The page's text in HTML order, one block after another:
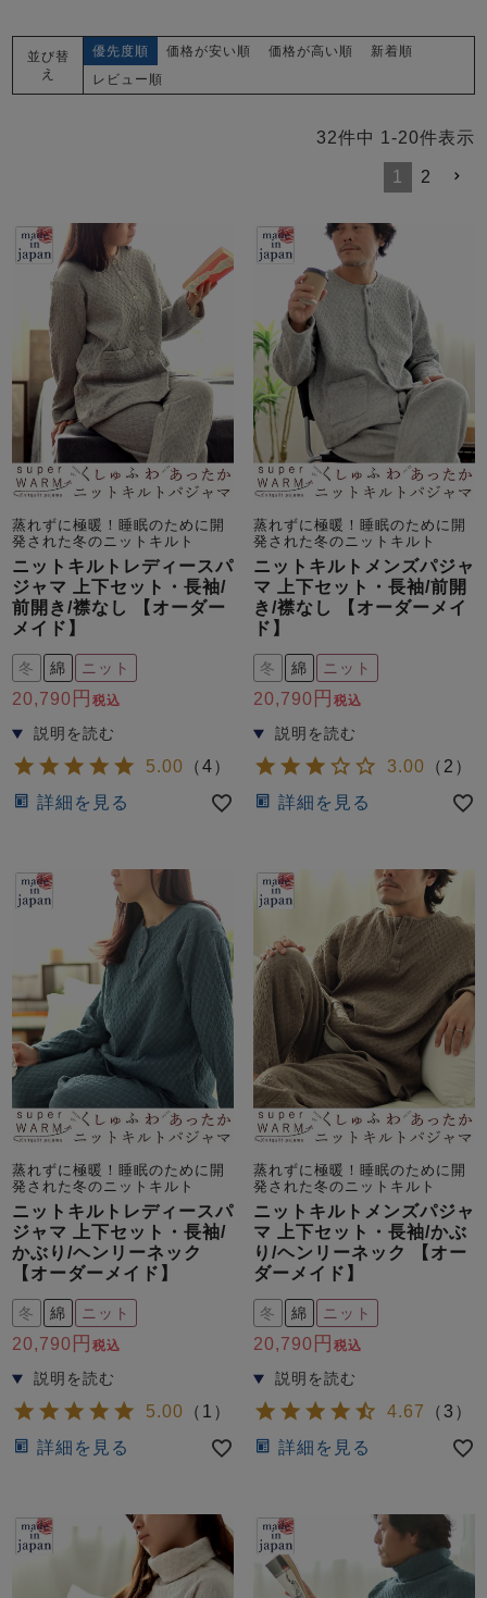
春 夏 秋 冬
ガールズパジャマ
春 夏 秋 冬
ボーイズパジャマ
春 秋
売れ筋ランキング
- Item Ranking -
新着商品
- New Arrival -
すべての季節のパジャマ一覧はこちら
売れ筋ランキング
- Item Ranking -
新着商品
- New Arrival -
すべての生地一覧はこちら
新着商品
目的別でさがす一覧はこちら
前開き かぶり スリーパー
作務衣
羽織・バスロ
ーブ
上着単品
ズボン単品
ズ
パジャマ
ガールズ半袖
ボーイズ半袖
ボーイズ前開
き
ボーイズかぶ
り
ガールズ上着
単品
ガールズズボ
ン単品
ボーイズ上着
単品
ボーイズズボ
ン単品
売れ筋ランキング
新着商品
並び替
え
優先度順 価格が安い順 価格が高い順
新着順
レビュー順
32件中 1 -20件表示
1 2
蒸れずに極暖！睡眠のために開
発された冬のニットキルト
ニットキルトレディースパ
ジャマ 上下セット・長袖/
前開き/襟なし 【オーダー
メイド】
冬 綿 ニット
20,790 税込
5.00 （4）
詳細を見る
蒸れずに極暖！睡眠のために開
発された冬のニットキルト
ニットキルトメンズパジャ
マ 上下セット・長袖/前開
き/襟なし 【オーダーメイ
ド】
冬 綿 ニット
20,790 税込
3.00 （ 2 ）
詳細を見る
蒸れずに極暖！睡眠のために開
発された冬のニットキルト
ニットキルトレディースパ
ジャマ 上下セット・長袖/
かぶり/ヘンリーネック
【オーダーメイド】
冬 綿 ニット
20,790 税込
5.00 （ 1 ）
詳細を見る
蒸れずに極暖！睡眠のために開
発された冬のニットキルト
ニットキルトメンズパジャ
マ 上下セット・長袖/かぶ
り/ヘンリーネック 【オー
ダーメイド】
冬 綿 ニット
20,790 税込
4.67 （3 ）
詳細を見る